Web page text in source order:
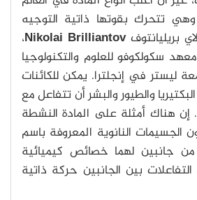
تتحرك بقوتها ذاتية التوجيه
بريليانتوف Nikolai Brilliantov
،
سكولكوفو للعلوم والتكنولوجيا
ليستر في إنجلترا. يمكن للكائنات
والطيور والبشر أن تتفاعل مع
إن هناك أمثلة على المادة النشطة
الجسيمات النانوية المعروفة باسم
جانبين لهما خصائص كيميائية
بين الجانبين حركة ذاتية